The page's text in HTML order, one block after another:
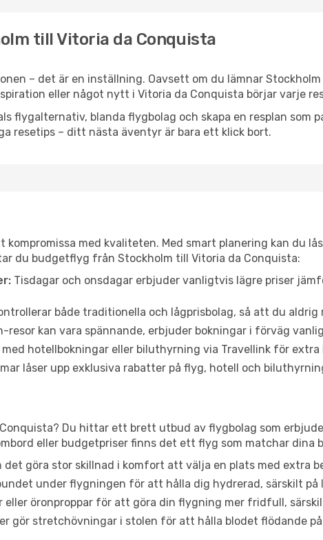
till Vitoria da Conquista
– det är en inställning. Oavsett om du lämnar
eller något nytt i Vitoria da Conquista börjar varje
flygalternativ, blanda flygbolag och skapa en resplan som
resetips – ditt nästa äventyr är bara ett klick bort.
med kvaliteten. Med smart planering kan du
du budgetflyg från Stockholm till Vitoria da Conquista:
Tisdagar och onsdagar erbjuder vanligtvis lägre priser
både traditionella och lågprisbolag, så att du
resor kan vara spännande, erbjuder bokningar i förväg
med hotellbokningar eller biluthyrning via Travellink för extra
låser upp exklusiva rabatter på flyg, hotell och
Du hittar ett brett utbud av flygbolag som
eller budgetpriser finns det ett flyg som matchar dina
det göra stor skillnad i komfort att välja en plats med extra
under flygningen för att hålla dig hydrerad, särskilt på
eller öronproppar för att göra din flygning mer fridfull,
gör stretchövningar i stolen för att hålla blodet flödande